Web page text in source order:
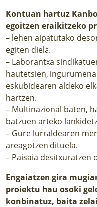
Kontuan hartuz
egoitzen eraikitzeko
– lehen aipatutako
egiten diela.
– Laborantxa
hautetsien,
eskubidearen aldeko
hartzen.
– Multinazional baten,
batzuen arteko
– Gure lurraldearen
areagotzen dituela.
– Paisaia desitxuratzen
Engaiatzen gira
proiektu hau osoki
konbinatuz, baita